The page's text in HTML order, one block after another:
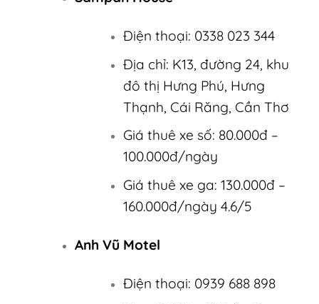
Điện thoại: 0338 023 344
Địa chỉ: K13, đường 24, khu
đô thị Hưng Phú, Hưng
Thạnh, Cái Răng, Cần Thơ
Giá thuê xe số: 80.000đ –
100.000đ/ngày
Giá thuê xe ga: 130.000đ –
160.000đ/ngày 4.6/5
Anh Vũ Motel
Điện thoại: 0939 688 898